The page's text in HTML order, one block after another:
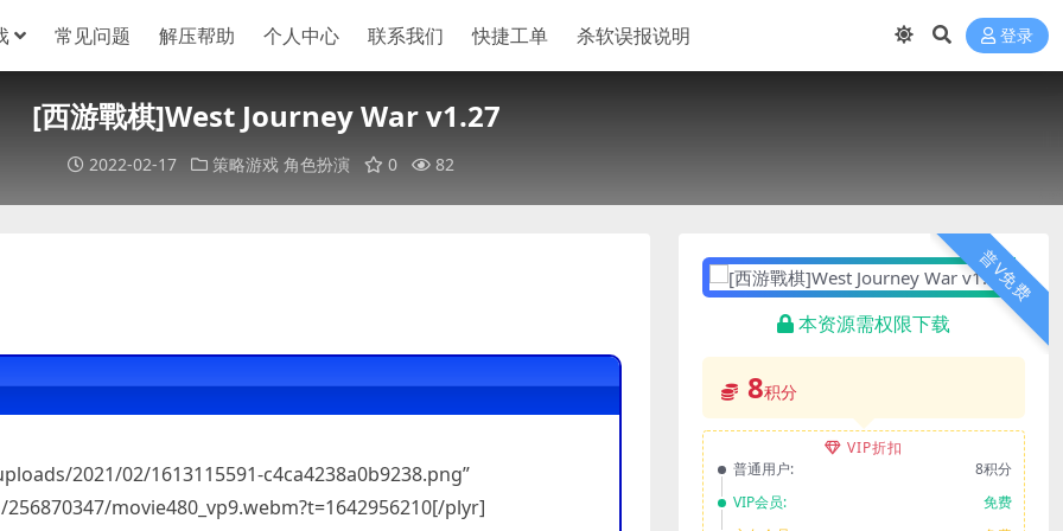
常见问题 解压帮助 个人中心 联系我们 快捷工单 杀软误报说明 登录
[西游戰棋]West Journey War v1.27
2022-02-17 策略游戏 角色扮演 0 82
2021/02/1613115591-c4ca4238a0b9238.png”
movie480_vp9.webm?t=1642956210[/plyr]
普V免费
本资源需权限下载
8积分
VIP折扣
普通用户:
8积分
VIP会员:
免费